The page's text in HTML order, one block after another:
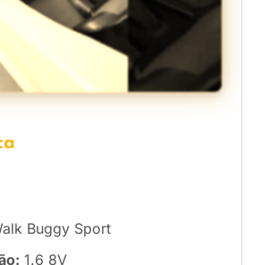
Buggy Sport
1.6 8V